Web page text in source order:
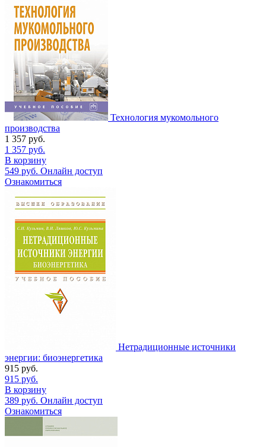
Технология мукомольного
производства
1 357 руб.
1 357 руб.
В корзину
549 руб. Онлайн доступ
Ознакомиться
Нетрадиционные источники
энергии: биоэнергетика
915 руб.
915 руб.
В корзину
389 руб. Онлайн доступ
Ознакомиться